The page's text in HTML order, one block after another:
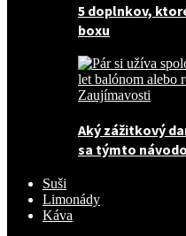
5 doplnkov,
boxu
Zaujímavosti
Aký zážitkový
sa týmto
Suši
Limonády
Káva